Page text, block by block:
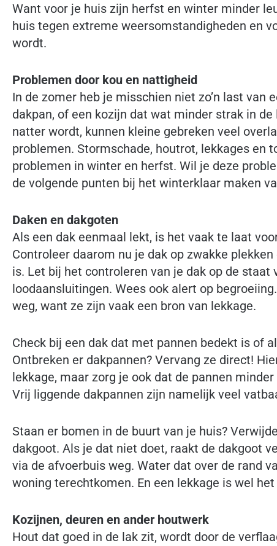
Want voor je huis zijn herfst en winter minder
huis tegen extreme weersomstandigheden en
wordt.
Problemen door kou en nattigheid
In de zomer heb je misschien niet zo’n last van
dakpan, of een kozijn dat wat minder strak in
natter wordt, kunnen kleine gebreken veel
problemen. Stormschade, houtrot, lekkages en
problemen in winter en herfst. Wil je deze
de volgende punten bij het winterklaar maken
Daken en dakgoten
Als een dak eenmaal lekt, is het vaak te laat
Controleer daarom nu je dak op zwakke
is. Let bij het controleren van je dak op de staat
loodaansluitingen. Wees ook alert op
weg, want ze zijn vaak een bron van lekkage.
Check bij een dak dat met pannen bedekt is of
Ontbreken er dakpannen? Vervang ze direct!
lekkage, maar zorg je ook dat de pannen
Vrij liggende dakpannen zijn namelijk veel
Staan er bomen in de buurt van je huis?
dakgoot. Als je dat niet doet, raakt de dakgoot
via de afvoerbuis weg. Water dat over de rand
woning terechtkomen. En een lekkage is wel
Kozijnen, deuren en ander houtwerk
Hout dat goed in de lak zit, wordt door de